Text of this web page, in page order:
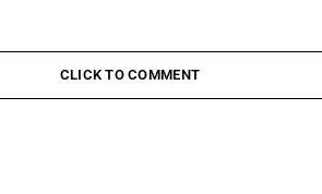
CLICK TO COMMENT